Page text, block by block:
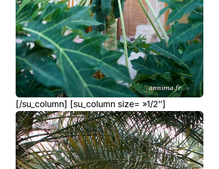
[/su_column] [su_column size= »1/2″]